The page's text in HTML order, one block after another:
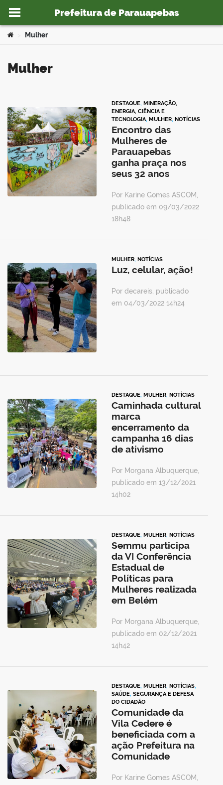
Ir para o conteúdo
Prefeitura de Parauapebas
Você está aqui:
Mulher
Mulher
DESTAQUE, MINERAÇÃO,
ENERGIA, CIÊNCIA E
TECNOLOGIA, MULHER, NOTÍCIAS
Encontro das
Mulheres de
Parauapebas
ganha praça nos
seus 32 anos
Por Karine Gomes ASCOM,
publicado em 09/03/2022
18h48
MULHER, NOTÍCIAS
Luz, celular, ação!
Por decareis, publicado
em 04/03/2022 14h24
DESTAQUE, MULHER, NOTÍCIAS
Caminhada cultural
marca
encerramento da
campanha 16 dias
de ativismo
Por Morgana Albuquerque,
publicado em 13/12/2021
14h02
DESTAQUE, MULHER, NOTÍCIAS
Semmu participa
da VI Conferência
Estadual de
Políticas para
Mulheres realizada
em Belém
Por Morgana Albuquerque,
publicado em 02/12/2021
14h42
DESTAQUE, MULHER, NOTÍCIAS,
SAÚDE, SEGURANÇA E DEFESA
DO CIDADÃO
Comunidade da
Vila Cedere é
beneficiada com a
ação Prefeitura na
Comunidade
Por Karine Gomes ASCOM,